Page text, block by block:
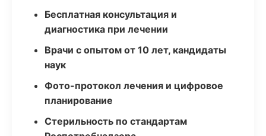
Бесплатная консультация и
диагностика при лечении
Врачи с опытом от 10 лет, кандидаты
наук
Фото-протокол лечения и цифровое
планирование
Стерильность по стандартам